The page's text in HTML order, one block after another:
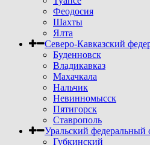
Феодосия
Шахты
Ялта
Северо-Кавказский
Буденновск
Владикавказ
Махачкала
Нальчик
Невинномысск
Пятигорск
Ставрополь
Уральский федеральный
Губкинский